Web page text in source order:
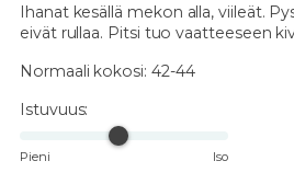
Ihanat kesällä mekon alla, viileät.
eivät rullaa. Pitsi tuo vaatteeseen
Normaali kokosi: 42-44
Istuvuus:
Pieni Iso